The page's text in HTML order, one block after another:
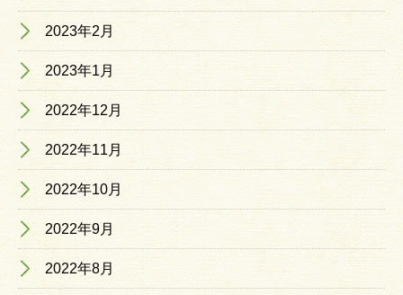
2023年2月
2023年1月
2022年12月
2022年11月
2022年10月
2022年9月
2022年8月